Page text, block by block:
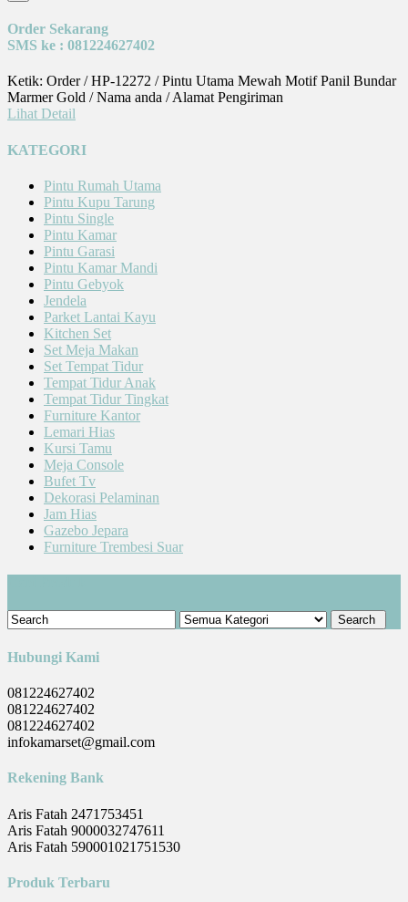
Order Sekarang
SMS ke : 081224627402
Ketik: Order / HP-12272 / Pintu Utama Mewah Motif Panil Bundar
Marmer Gold / Nama anda / Alamat Pengiriman
Lihat Detail
KATEGORI
Pintu Rumah Utama
Pintu Kupu Tarung
Pintu Single
Pintu Kamar
Pintu Garasi
Pintu Kamar Mandi
Pintu Gebyok
Jendela
Parket Lantai Kayu
Kitchen Set
Set Meja Makan
Set Tempat Tidur
Tempat Tidur Anak
Tempat Tidur Tingkat
Furniture Kantor
Lemari Hias
Kursi Tamu
Meja Console
Bufet Tv
Dekorasi Pelaminan
Jam Hias
Gazebo Jepara
Furniture Trembesi Suar
Hubungi Kami
081224627402
081224627402
081224627402
infokamarset@gmail.com
Rekening Bank
Aris Fatah 2471753451
Aris Fatah 9000032747611
Aris Fatah 590001021751530
Produk Terbaru